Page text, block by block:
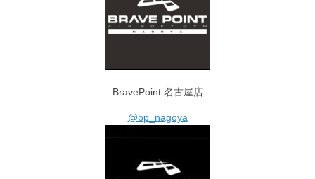
BravePoint 名古屋店
@bp_nagoya